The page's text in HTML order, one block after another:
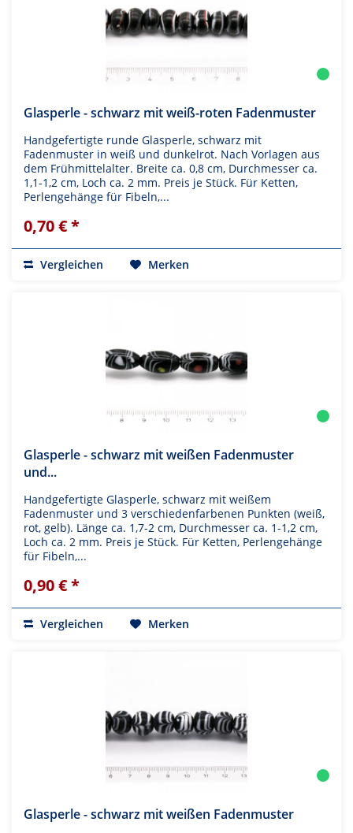
Glasperle - schwarz mit weiß-roten Fadenmuster
Handgefertigte runde Glasperle, schwarz mit
Fadenmuster in weiß und dunkelrot. Nach Vorlagen aus
dem Frühmittelalter. Breite ca. 0,8 cm, Durchmesser ca.
1,1-1,2 cm, Loch ca. 2 mm. Preis je Stück. Für Ketten,
Perlengehänge für Fibeln,...
0,70 € *
Vergleichen Merken
Glasperle - schwarz mit weißen Fadenmuster
und...
Handgefertigte Glasperle, schwarz mit weißem
Fadenmuster und 3 verschiedenfarbenen Punkten (weiß,
rot, gelb). Länge ca. 1,7-2 cm, Durchmesser ca. 1-1,2 cm,
Loch ca. 2 mm. Preis je Stück. Für Ketten, Perlengehänge
für Fibeln,...
0,90 € *
Vergleichen Merken
Glasperle - schwarz mit weißen Fadenmuster